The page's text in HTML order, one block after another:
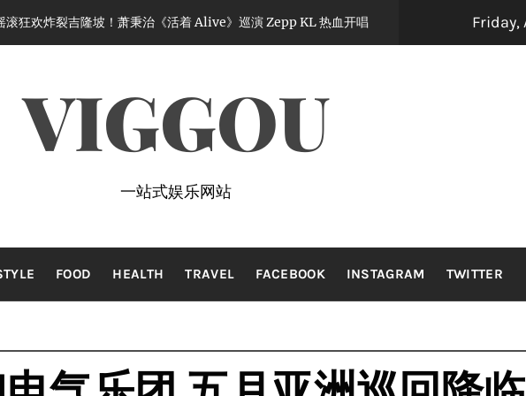
坡！萧秉治《活着 Alive》巡演 Zepp KL 热血开唱 1 month ago 四大印尼金曲制
Friday,
VIGGOU
一站式娱乐网站
FOOD HEALTH TRAVEL FACEBOOK INSTAGRAM TWITTER